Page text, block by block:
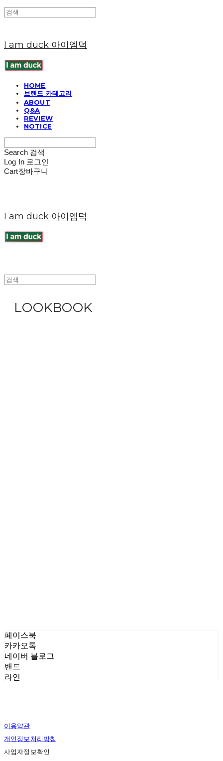
I am duck 아이엠덕
HOME
브랜드 카테고리
ABOUT
Q&A
REVIEW
NOTICE
Search 검색
Log In 로그인
Cart장바구니
I am duck 아이엠덕
LOOKBOOK
페이스북
카카오톡
네이버 블로그
밴드
라인
이용약관
개인정보처리방침
사업자정보확인